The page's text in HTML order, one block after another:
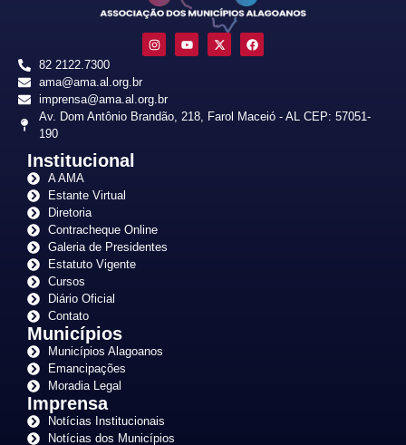
82 2122.7300
ama@ama.al.org.br
imprensa@ama.al.org.br
Av. Dom Antônio Brandão, 218, Farol Maceió - AL CEP: 57051-
190
Institucional
A AMA
Estante Virtual
Diretoria
Contracheque Online
Galeria de Presidentes
Estatuto Vigente
Cursos
Diário Oficial
Contato
Municípios
Municípios Alagoanos
Emancipações
Moradia Legal
Imprensa
Notícias Institucionais
Notícias dos Municípios